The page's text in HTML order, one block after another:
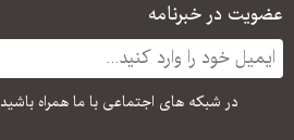
عضویت در خبرنامه
در شبكه های اجتماعی با ما همراه باشید